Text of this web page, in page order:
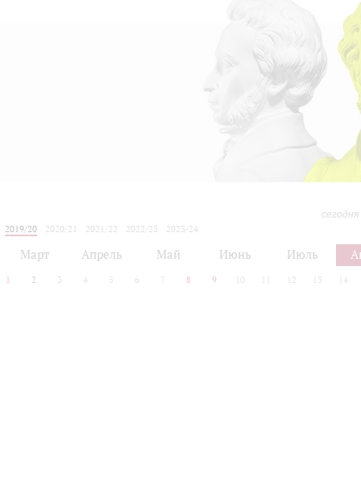
2019/20
2020/21 2021/22 2022/23
2023/24
Март Апрель Май Июнь Июль
1 2 3 4 5 6 7 8 9 10 12 13 14